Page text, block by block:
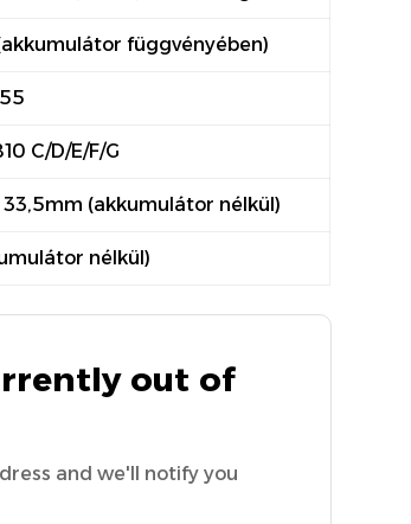
függvényében)
C/D/E/F/G
33,5mm (akkumulátor nélkül)
nélkül)
out of
and we'll notify you